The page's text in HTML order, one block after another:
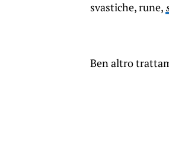
svastiche, rune,
Ben altro